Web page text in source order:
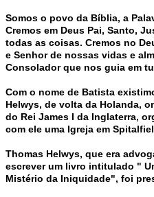
Somos o povo da Bíblia, a
Cremos em Deus Pai, Santo,
todas as coisas. Cremos no
e Senhor de nossas vidas e
Consolador que nos guia em
Com o nome de Batista
Helwys, de volta da Holanda,
do Rei James I da Inglaterra,
com ele uma Igreja em
Thomas Helwys, que era
escrever um livro intitulado "
Mistério da Iniquidade", foi